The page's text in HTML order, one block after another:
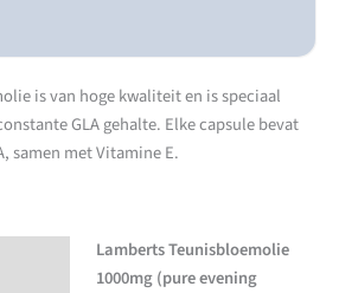
is van hoge kwaliteit en is speciaal
GLA gehalte. Elke capsule bevat
samen met Vitamine E.
Lamberts Teunisbloemolie
1000mg (pure evening